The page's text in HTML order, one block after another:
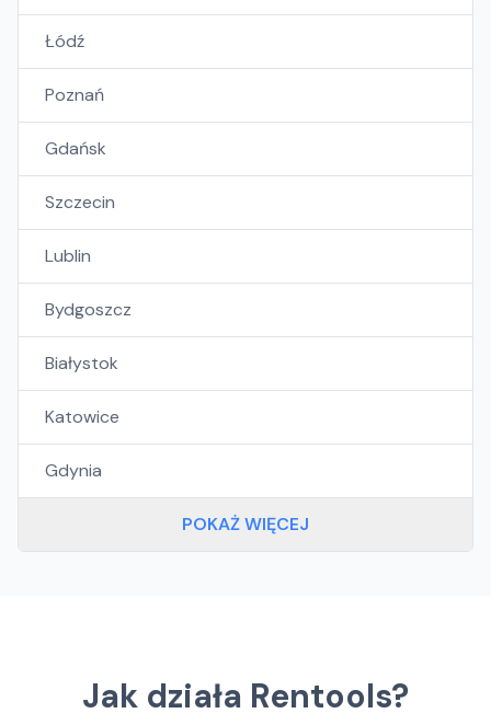
Łódź
Poznań
Gdańsk
Szczecin
Lublin
Bydgoszcz
Białystok
Katowice
Gdynia
POKAŻ WIĘCEJ
Jak działa Rentools?